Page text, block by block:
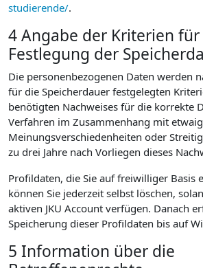
studierende/.
4 Angabe der Kriterien
Festlegung der
Die personenbezogenen Daten werden
für die Speicherdauer festgelegten
benötigten Nachweises für die korrekte
Verfahren im Zusammenhang mit
Meinungsverschiedenheiten oder
zu drei Jahre nach Vorliegen dieses
Profildaten, die Sie auf freiwilliger Basis
können Sie jederzeit selbst löschen,
aktiven JKU Account verfügen. Danach
Speicherung dieser Profildaten bis auf
5 Information über die